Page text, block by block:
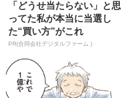
「どうせ当たらない」と思
ってた私が本当に当選し
た“買い方”がこれ
PR(合同会社デジタルファーム )